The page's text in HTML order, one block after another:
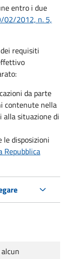
entro i due
02/2012, n. 5,
requisiti
da parte
contenute nella
alla situazione di
le disposizioni
Repubblica